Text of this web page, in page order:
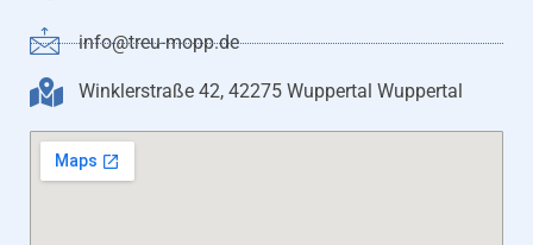
info@treu-mopp.de
Winklerstraße 42, 42275 Wuppertal Wuppertal